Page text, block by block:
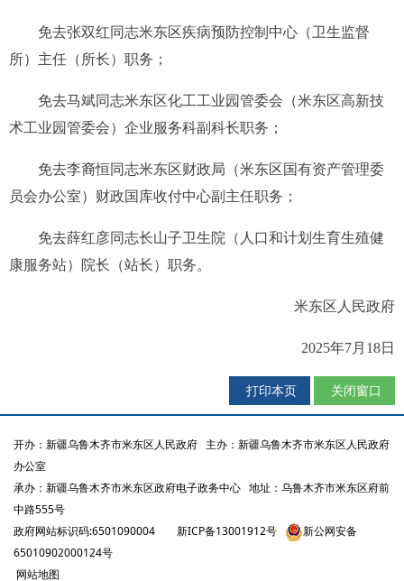
免去张双红同志米东区疾病预防控制中心（卫生监督
所）主任（所长）职务；
免去马斌同志米东区化工工业园管委会（米东区高新技
术工业园管委会）企业服务科副科长职务；
免去李裔恒同志米东区财政局（米东区国有资产管理委
员会办公室）财政国库收付中心副主任职务；
免去薛红彦同志长山子卫生院（人口和计划生育生殖健
康服务站）院长（站长）职务。
米东区人民政府
2025年7月 18日
打印本页 关闭窗口
开办：新疆乌鲁木齐市米东区人民政府 主办：新疆乌鲁木齐市米东区人民政府
办公室
承办：新疆乌鲁木齐市米东区政府电子政务中心 地址：乌鲁木齐市米东区府前
中路555号
政府网站标识码:6501090004
新ICP备13001912号
新公网安备
65010902000124号
网站地图